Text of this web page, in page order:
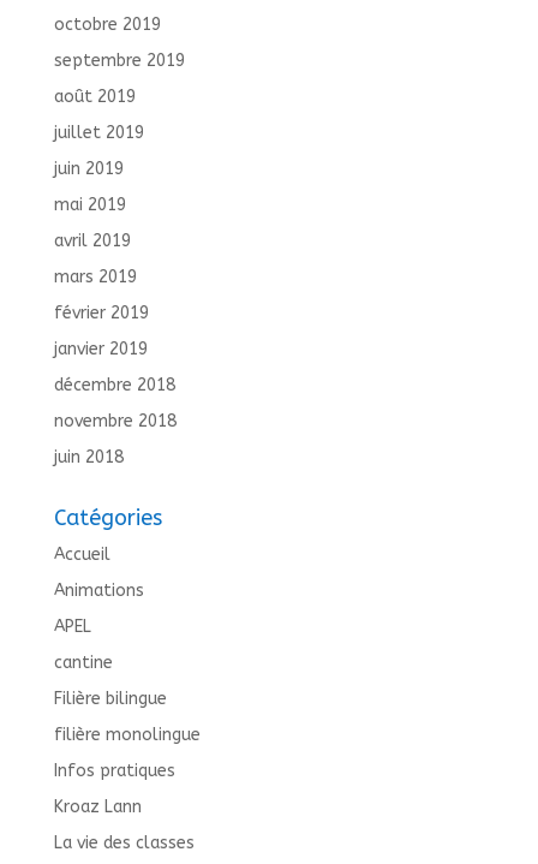
octobre 2019
septembre 2019
août 2019
juillet 2019
juin 2019
mai 2019
avril 2019
mars 2019
février 2019
janvier 2019
décembre 2018
novembre 2018
juin 2018
Catégories
Accueil
Animations
APEL
cantine
Filière bilingue
filière monolingue
Infos pratiques
Kroaz Lann
La vie des classes